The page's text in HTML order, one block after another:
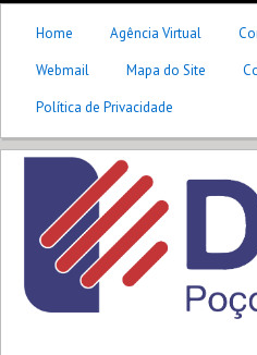
Home Agência Virtual
Webmail
Mapa do Site
Política de Privacidade